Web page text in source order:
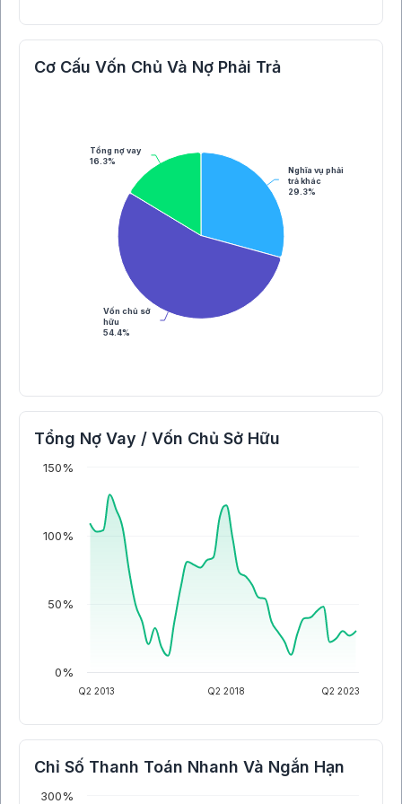
Cơ Cấu Vốn Chủ Và Nợ Phải Trả
Nghĩa vụ phải
trả khác
29.3%
Vốn chủ sở
hữu
54.4%
Tổng nợ vay
16.3%
Tổng Nợ Vay / Vốn Chủ Sở Hữu
Q2 2013 Q2 2018 Q2 2023
0%
50%
100%
150%
Chỉ Số Thanh Toán Nhanh Và Ngắn Hạn
300%